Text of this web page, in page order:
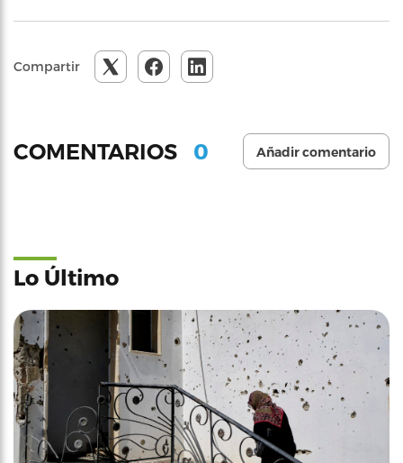
Compartir
COMENTARIOS 0 Añadir comentario
Lo Último